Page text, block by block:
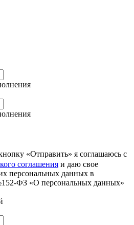
«Отправить» я соглашаюсь с
соглашения и даю свое
персональных данных в
ФЗ «О персональных данных»